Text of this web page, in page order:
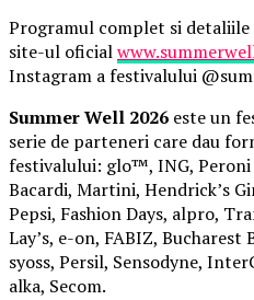
Programul complet si
site-ul oficial
Instagram a festivalului
Summer Well 2026 este un
serie de parteneri care dau
festivalului: glo™, ING, Peroni
Bacardi, Martini, Hendrick’s
Pepsi, Fashion Days, alpro,
Lay’s, e-on, FABIZ, Bucharest
syoss, Persil, Sensodyne,
alka, Secom.